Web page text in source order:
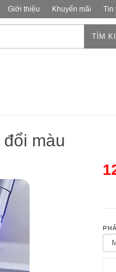
Giới thiệu Khuyến mãi Tin
TÌM
màu